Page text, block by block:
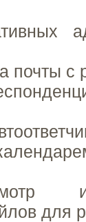
почты с
для